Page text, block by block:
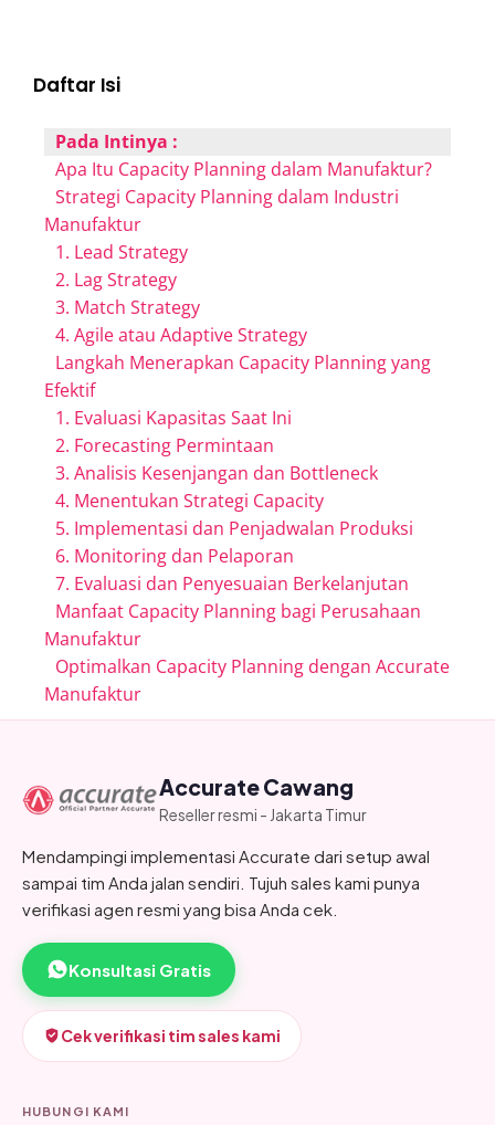
Daftar Isi
Pada Intinya :
Apa Itu Capacity Planning dalam Manufaktur?
Strategi Capacity Planning dalam Industri
Manufaktur
1. Lead Strategy
2. Lag Strategy
3. Match Strategy
4. Agile atau Adaptive Strategy
Langkah Menerapkan Capacity Planning yang
Efektif
1. Evaluasi Kapasitas Saat Ini
2. Forecasting Permintaan
3. Analisis Kesenjangan dan Bottleneck
4. Menentukan Strategi Capacity
5. Implementasi dan Penjadwalan Produksi
6. Monitoring dan Pelaporan
7. Evaluasi dan Penyesuaian Berkelanjutan
Manfaat Capacity Planning bagi Perusahaan
Manufaktur
Optimalkan Capacity Planning dengan Accurate
Manufaktur
Accurate Cawang
Reseller resmi - Jakarta Timur
Mendampingi implementasi Accurate dari setup awal
sampai tim Anda jalan sendiri. Tujuh sales kami punya
verifikasi agen resmi yang bisa Anda cek.
Konsultasi Gratis
Cek verifikasi tim sales kami
HUBUNGI KAMI